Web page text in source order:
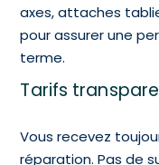
axes, attaches
pour assurer une
terme.
Tarifs
Vous recevez
réparation. Pas de